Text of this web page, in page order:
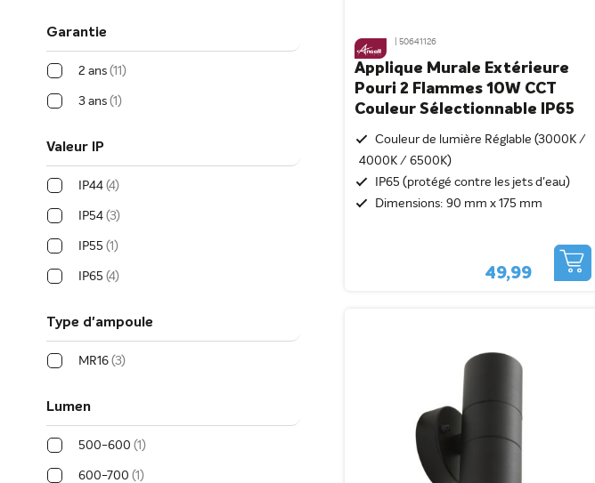
| 50641126
Applique Murale Extérieure
Pouri 2 Flammes 10W CCT
Couleur Sélectionnable IP65
Couleur de lumière Réglable (3000K /
4000K / 6500K)
IP65 (protégé contre les jets d'eau)
Dimensions: 90 mm x 175 mm
49,99
Garantie
2 ans 11
3 ans 1
Valeur IP
IP44 4
IP54 3
IP55 1
IP65 4
Type d'ampoule
MR16 3
Lumen
500-600 1
600-700 1